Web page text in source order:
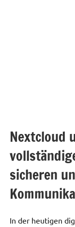
Nextcloud
sicheren
In der heutigen